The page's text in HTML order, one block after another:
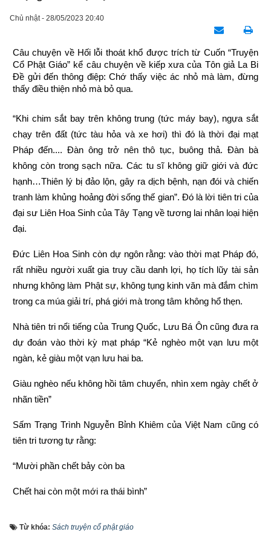
Chủ nhật - 28/05/2023 20:40
Câu chuyện về Hối lỗi thoát khổ được trích từ Cuốn “Truyện
Cổ Phật Giáo” kể câu chuyện về kiếp xưa của Tôn giả La Bi
Đề gửi đến thông điệp: Chớ thấy việc ác nhỏ mà làm, đừng
thấy điều thiện nhỏ mà bỏ qua.
“Khi chim sắt bay trên không trung (tức máy bay), ngựa sắt
chạy trên đất (tức tàu hỏa và xe hơi) thì đó là thời đại mạt
Pháp đến.... Đàn ông trở nên thô tục, buông thả. Đàn bà
không còn trong sạch nữa. Các tu sĩ không giữ giới và đức
hạnh…Thiên lý bị đảo lộn, gây ra dịch bệnh, nạn đói và chiến
tranh làm khủng hoảng đời sống thế gian”. Đó là lời tiên tri của
đại sư Liên Hoa Sinh của Tây Tạng về tương lai nhân loại hiện
đại.
Đức Liên Hoa Sinh còn dự ngôn rằng: vào thời mạt Pháp đó,
rất nhiều người xuất gia truy cầu danh lợi, họ tích lũy tài sản
nhưng không làm Phật sự, không tụng kinh văn mà đắm chìm
trong ca múa giải trí, phá giới mà trong tâm không hổ thẹn.
Nhà tiên tri nổi tiếng của Trung Quốc, Lưu Bá Ôn cũng đưa ra
dự đoán vào thời kỳ mạt pháp “Kẻ nghèo một vạn lưu một
ngàn, kẻ giàu một vạn lưu hai ba.
Giàu nghèo nếu không hồi tâm chuyển, nhìn xem ngày chết ở
nhãn tiền”
Sấm Trạng Trình Nguyễn Bỉnh Khiêm của Việt Nam cũng có
tiên tri tương tự rằng:
“Mười phần chết bảy còn ba
Chết hai còn một mới ra thái bình”
được xem.
Từ khóa: Sách truyện cổ phật giáo